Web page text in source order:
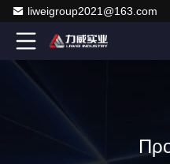
liweigroup2021@163.com